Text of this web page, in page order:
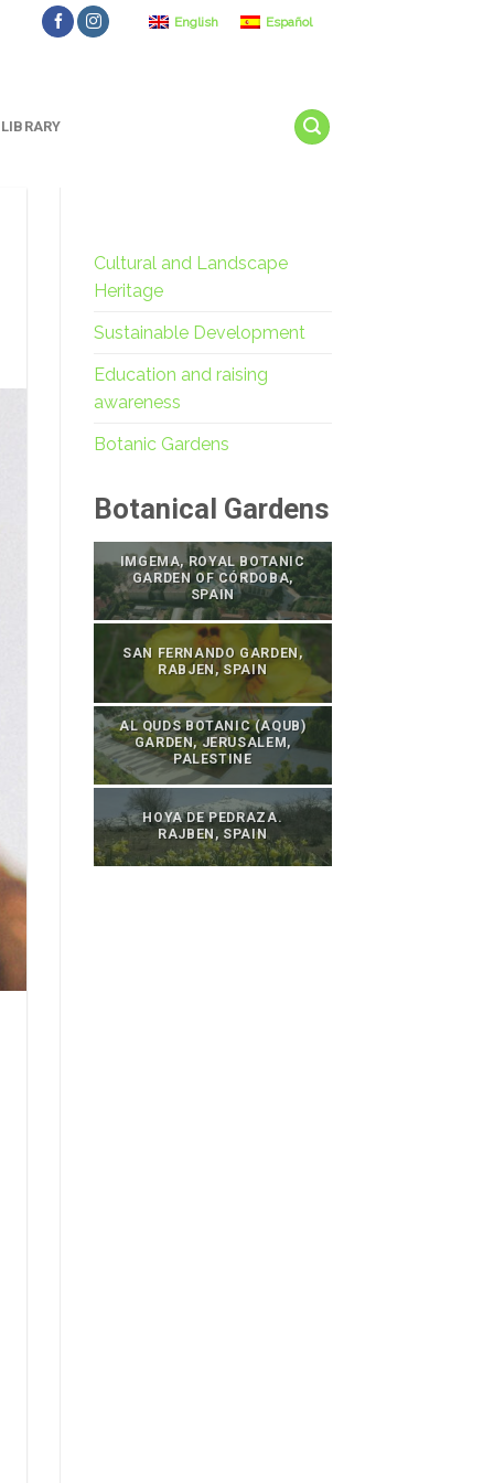
English Español
LIBRARY
Cultural and Landscape
Heritage
Sustainable Development
Education and raising
awareness
Botanic Gardens
Botanical Gardens
IMGEMA, ROYAL BOTANIC
GARDEN OF CÓRDOBA,
SPAIN
SAN FERNANDO GARDEN,
RABJEN, SPAIN
AL QUDS BOTANIC (AQUB)
GARDEN, JERUSALEM,
PALESTINE
HOYA DE PEDRAZA.
RAJBEN, SPAIN